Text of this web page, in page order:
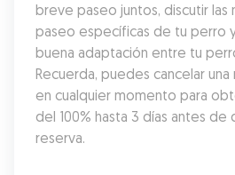
breve paseo juntos, discutir las
paseo específicas de tu perro
buena adaptación entre tu
Recuerda, puedes cancelar
en cualquier momento para
del 100% hasta 3 días antes de
reserva.